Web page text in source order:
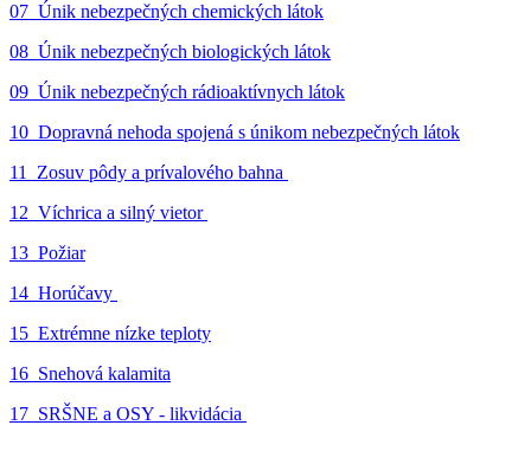
07_Únik nebezpečných chemických látok
08_Únik nebezpečných biologických látok
09_Únik nebezpečných rádioaktívnych látok
10_Dopravná nehoda spojená s únikom nebezpečných látok
11_Zosuv pôdy a prívalového bahna
12_Víchrica a silný vietor
13_Požiar
14_Horúčavy
15_Extrémne nízke teploty
16_Snehová kalamita
17_SRŠNE a OSY - likvidácia